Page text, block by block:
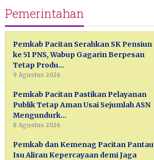
Pemerintahan
Pemkab Pacitan Serahkan SK Pensiun
ke 51 PNS, Wabup Gagarin Berpesan
Tetap Produ…
9 Agustus 2026
Pemkab Pacitan Pastikan Pelayanan
Publik Tetap Aman Usai Sejumlah ASN
Mengundurk…
8 Agustus 2026
Pemkab dan Kemenag Pacitan Pantau
Isu Aliran Kepercayaan demi Jaga